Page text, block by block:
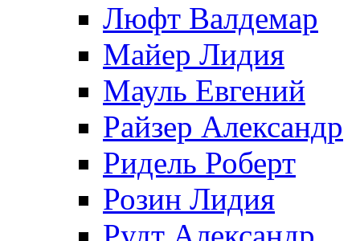
Люфт Валдемaр
Майер Лидия
Мауль Евгений
Райзер Александр
Ридель Роберт
Розин Лидия